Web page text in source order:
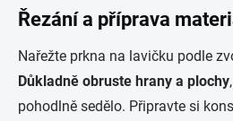
Řezání a příprava
Nařežte prkna na lavičku podle
Důkladně obruste hrany a plochy
pohodlně sedělo. Připravte si